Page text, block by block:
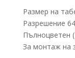
Размер на
Разрешение
Пълноцветен
За монтаж на